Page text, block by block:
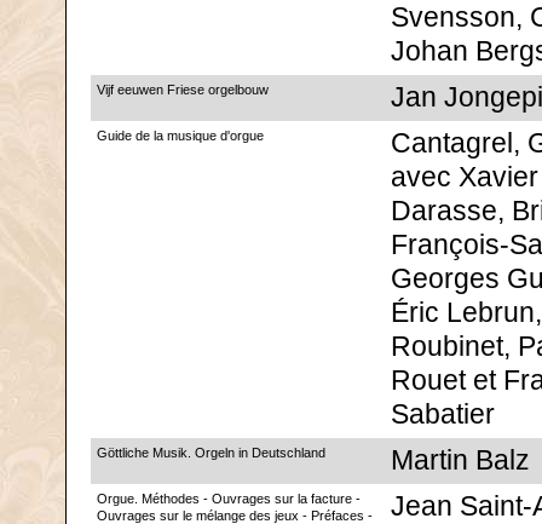
Svensson,
Johan
Vijf eeuwen Friese orgelbouw Jan
Guide de la musique d'orgue
Cantagrel,
avec Xavier
Darasse,
François-
Georges
Éric
Roubinet,
Rouet et
Sabatier
Göttliche Musik. Orgeln in Deutschland Martin Balz
Orgue. Méthodes - Ouvrages sur la facture -
Ouvrages sur le mélange des jeux - Préfaces -
Jean Saint-